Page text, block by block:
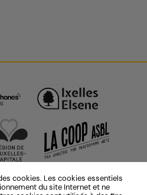
cookies. Les cookies essentiels
du site Internet et ne